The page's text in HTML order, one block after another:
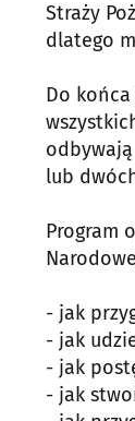
Straży
dlatego
Do
lub
Program
- jak
- jak
- jak
- jak